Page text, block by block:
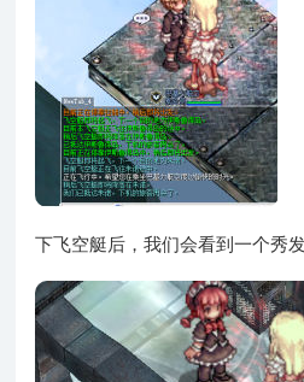
下飞空艇后，我们会看到一个秀